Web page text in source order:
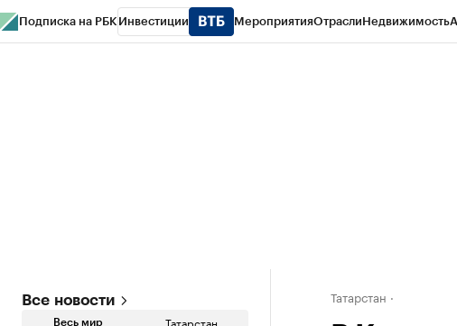
Подписка на РБК Инвестиции МероприятияОтраслиНедвижимость
Все новости
Весь мир Татарстан
Татарстан